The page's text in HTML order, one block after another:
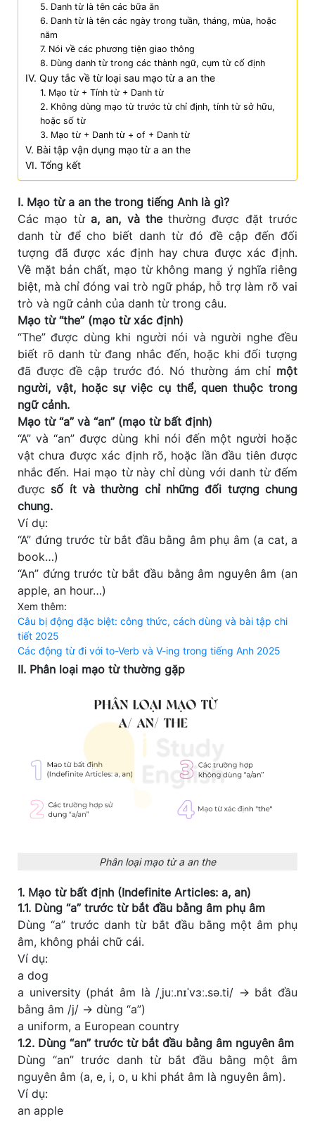
5. Danh từ là tên các bữa ăn
6. Danh từ là tên các ngày trong tuần, tháng, mùa, hoặc
năm
7. Nói về các phương tiện giao thông
8. Dùng danh từ trong các thành ngữ, cụm từ cố định
IV. Quy tắc về từ loại sau mạo từ a an the
1. Mạo từ + Tính từ + Danh từ
2. Không dùng mạo từ trước từ chỉ định, tính từ sở hữu,
hoặc số từ
3. Mạo từ + Danh từ + of + Danh từ
V. Bài tập vận dụng mạo từ a an the
VI. Tổng kết
I. Mạo từ a an the trong tiếng Anh là gì?
Các mạo từ a, an, và thethường được đặt trước
danh từ để cho biết danh từ đó đề cập đến đối
tượng đã được xác định hay chưa được xác định.
Về mặt bản chất, mạo từ không mang ý nghĩa riêng
biệt, mà chỉ đóng vai trò ngữ pháp, hỗ trợ làm rõ vai
trò và ngữ cảnh của danh từ trong câu.
Mạo từ “the” (mạo từ xác định)
“The” được dùng khi người nói và người nghe đều
biết rõ danh từ đang nhắc đến, hoặc khi đối tượng
đã được đề cập trước đó. Nó thường ám chỉ một
người, vật, hoặc sự việc cụ thể, quen thuộc trong
ngữ cảnh.
Mạo từ “a” và “an” (mạo từ bất định)
“A” và “an” được dùng khi nói đến một người hoặc
vật chưa được xác định rõ, hoặc lần đầu tiên được
nhắc đến. Hai mạo từ này chỉ dùng với danh từ đếm
được số ít và thường chỉ những đối tượng chung
chung.
Ví dụ:
“A” đứng trước từ bắt đầu bằng âm phụ âm (a cat, a
book…)
“An” đứng trước từ bắt đầu bằng âm nguyên âm (an
apple, an hour…)
Xem thêm:
Câu bị động đặc biệt: công thức, cách dùng và bài tập chi
tiết 2025
Các động từ đi với to-Verb và V-ing trong tiếng Anh 2025
II. Phân loại mạo từ thường gặp
Phân loại mạo từ a an the
1. Mạo từ bất định (Indefinite Articles: a, an)
1.1. Dùng “a” trước từ bắt đầu bằng âm phụ âm
Dùng “a” trước danh từ bắt đầu bằng một âm phụ
âm, không phải chữ cái.
Ví dụ:
a dog
a university (phát âm là /ˌjuː.nɪˈvɜː.sə.ti/ → bắt đầu
bằng âm /j/ → dùng “a”)
a uniform, a European country
1.2. Dùng “an” trước từ bắt đầu bằng âm nguyên âm
Dùng “an” trước danh từ bắt đầu bằng một âm
nguyên âm (a, e, i, o, u khi phát âm là nguyên âm).
Ví dụ:
an apple